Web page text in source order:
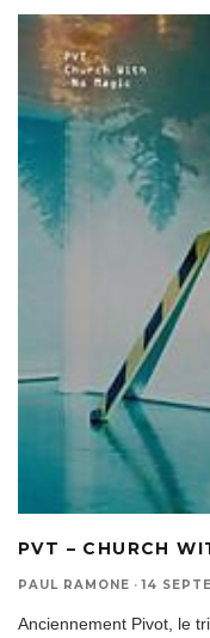
PVT – CHURCH
PAUL RAMONE · 14
Anciennement Pivot, le